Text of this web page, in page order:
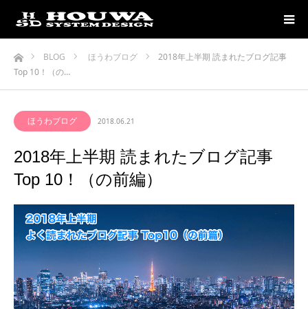
ホームBLOG ほうわブログ
2018年上半期 読まれたブログ記事
Top 10！（の…
ほうわブログ 2018.06.21
2018年上半期 読まれたブログ記事
Top 10！（の前編）